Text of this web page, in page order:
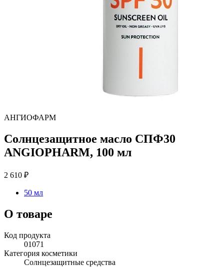
АНГИОФАРМ
Солнцезащитное масло СПФ30
ANGIOPHARM, 100 мл
2 610 ₽
50 мл
О товаре
Код продукта
01071
Категория косметики
Солнцезащитные средства